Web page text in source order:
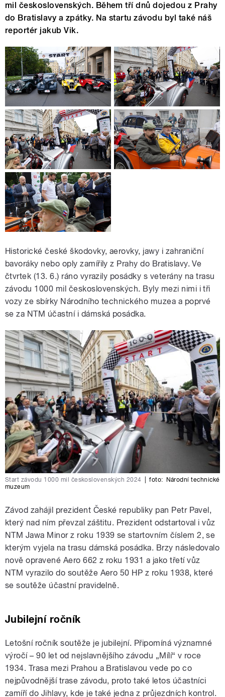
mil československých. Během tří dnů dojedou z Prahy
do Bratislavy a zpátky. Na startu závodu byl také náš
reportér jakub Vik.
Historické české škodovky, aerovky, jawy i zahraniční
bavoráky nebo oply zamířily z Prahy do Bratislavy. Ve
čtvrtek (13. 6.) ráno vyrazily posádky s veterány na trasu
závodu 1000 mil československých. Byly mezi nimi i tři
vozy ze sbírky Národního technického muzea a poprvé
se za NTM účastní i dámská posádka.
Start závodu 1000 mil československých 2024 foto:
Národní technické
muzeum
Závod zahájil prezident České republiky pan Petr Pavel,
který nad ním převzal záštitu. Prezident odstartoval i vůz
NTM Jawa Minor z roku 1939 se startovním číslem 2, se
kterým vyjela na trasu dámská posádka. Brzy následovalo
nově opravené Aero 662 z roku 1931 a jako třetí vůz
NTM vyrazilo do soutěže Aero 50 HP z roku 1938, které
se soutěže účastní pravidelně.
Jubilejní ročník
Letošní ročník soutěže je jubilejní. Připomíná významné
výročí – 90 let od nejslavnějšího závodu „Mílí“ v roce
1934. Trasa mezi Prahou a Bratislavou vede po co
nejpůvodnější trase závodu, proto také letos účastníci
zamíří do Jihlavy, kde je také jedna z průjezdních kontrol.